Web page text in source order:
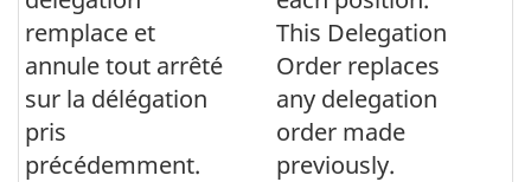
remplace et
annule tout arrêté
sur la délégation
pris
précédemment.
This Delegation
Order replaces
any delegation
order made
previously.